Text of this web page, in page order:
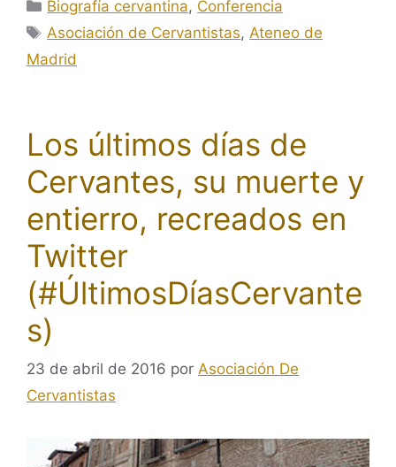
Biografía cervantina, Conferencia
Etiquetas
Asociación de Cervantistas, Ateneo de
Madrid
Los últimos días de
Cervantes, su muerte y
entierro, recreados en
Twitter
(#ÚltimosDíasCervante
s)
23 de abril de 2016 por Asociación De
Cervantistas